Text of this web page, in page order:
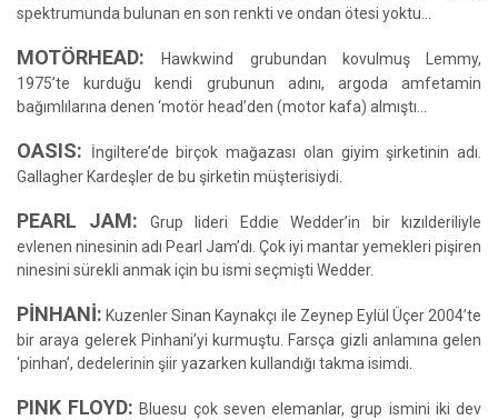
spektrumunda bulunan en son renkti ve ondan ötesi yoktu…
MOTÖRHEAD:
Hawkwind grubundan kovulmuş Lemmy,
1975’te kurduğu kendi grubunun adını, argoda amfetamin
bağımlılarına denen ‘motör head’den (motor kafa) almıştı…
OASIS:
İngiltere’de birçok mağazası olan giyim şirketinin adı.
Gallagher Kardeşler de bu şirketin müşterisiydi.
PEARL JAM: Grup lideri Eddie Wedder’in bir kızılderiliyle
evlenen ninesinin adı Pearl Jam’dı. Çok iyi mantar yemekleri pişiren
ninesini sürekli anmak için bu ismi seçmişti Wedder.
PİNHANİ: Kuzenler Sinan Kaynakçı ile Zeynep Eylül Üçer 2004’te
bir araya gelerek Pinhani’yi kurmuştu. Farsça gizli anlamına gelen
‘pinhan’, dedelerinin şiir yazarken kullandığı takma isimdi.
PINK FLOYD: Bluesu çok seven elemanlar, grup ismini iki dev